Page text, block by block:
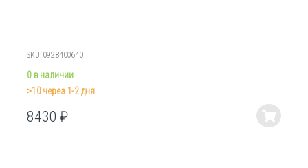
SKU: 0928400640
0 в наличии
>10 через 1-2 дня
8430₽
Этот